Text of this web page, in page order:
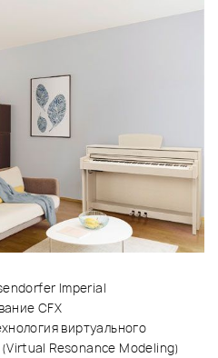
Imperial
CFX
виртуального
Resonance Modeling)